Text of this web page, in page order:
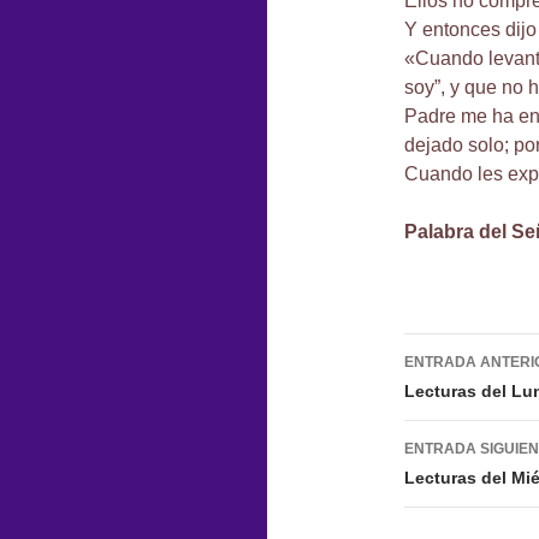
Y entonces
«Cuando
soy”, y que no
Padre me ha
dejado solo;
Cuando les
Palabra del
de
entradas
ENTRADA
Lecturas del
ENTRADA
Lecturas del